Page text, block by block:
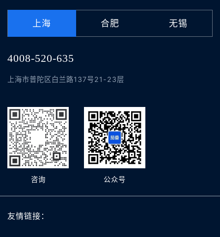
上海 合肥 无锡
4008-520-635
上海市普陀区白兰路137号21-23层
咨询 公众号
友情链接：